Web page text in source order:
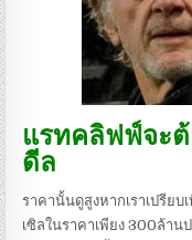
แรทคลิฟฟ์จะต้
ดีล
ราคานั้นดูสูงหากเราเปรีย
เซิลในราคาเพียง 300ล้าน